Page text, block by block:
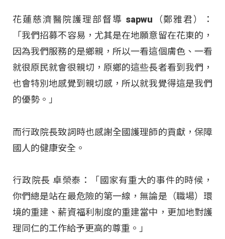
花蓮慈濟醫院護理部督導 sapwu（鄭雅君）：
「我們招募不容易，尤其是在地願意留在花東的，
因為我們服務的是鄉親，所以一看這個膚色、一看
就很原民就會很親切，原鄉的這些長者看到我們，
也會特別地感覺到親切感，所以就我覺得這是我們
的優勢。」
而行政院長致詞時也感謝全國護理師的貢獻，保障
國人的健康安全。
行政院長 卓榮泰：「國家有重大的事件的時候，
你們總是站在最危險的第一線，無論是（職場）環
境的重建、薪資福利制度的重建當中，更加地對護
理同仁的工作給予更高的尊重。」